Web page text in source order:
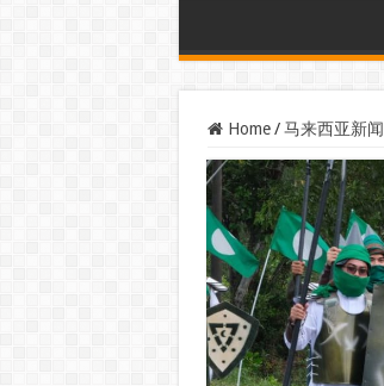
Home / 马来西亚新闻